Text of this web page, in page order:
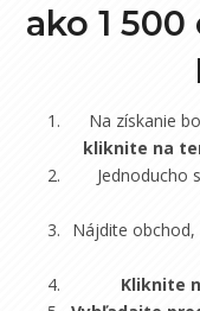
ako 1
Na získanie
kliknite na
Jednoducho
Nájdite obchod,
Kliknite